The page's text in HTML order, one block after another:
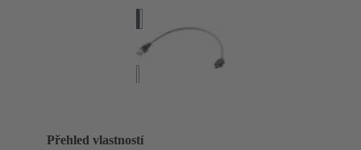
Přehled vlastností